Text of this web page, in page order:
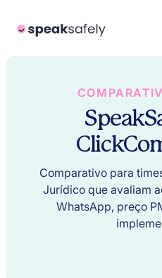
Comparativo para
Jurídico que avaliam
WhatsApp, preço